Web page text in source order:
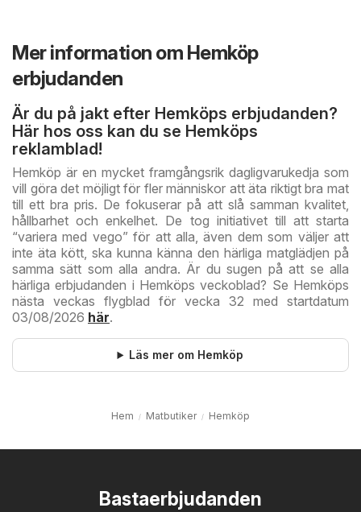
Mer information om Hemköp
erbjudanden
Är du på jakt efter Hemköps erbjudanden?
Här hos oss kan du se Hemköps
reklamblad!
Hemköp är en mycket framgångsrik dagligvarukedja som
vill göra det möjligt för fler människor att äta riktigt bra mat
till ett bra pris. De fokuserar på att slå samman kvalitet,
hållbarhet och enkelhet. De tog initiativet till att starta
“variera med vego” för att alla, även dem som väljer att
inte äta kött, ska kunna känna den härliga matglädjen på
samma sätt som alla andra. Är du sugen på att se alla
härliga erbjudanden i Hemköps veckoblad? Se Hemköps
nästa veckas flygblad för vecka 32 med startdatum
03/08/2026 här.
Läs mer om Hemköp
Hem Matbutiker Hemköp
Bastaerbjudanden